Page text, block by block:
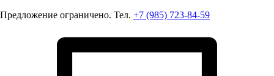
Предложение ограничено. Тел. +7 (985) 723-84-59